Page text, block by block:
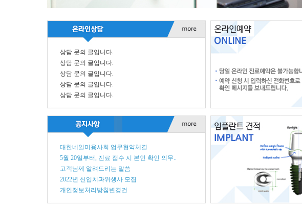
상담 문의 글입니다.
상담 문의 글입니다.
상담 문의 글입니다.
상담 문의 글입니다.
상담 문의 글입니다.
대한네일미용사회 업무협약체결
5월 20일부터, 진료 접수 시 본인 확인 의무..
고객님께 알려드리는 말씀
2022년 신입치과위생사 모집
개인정보처리방침변경건